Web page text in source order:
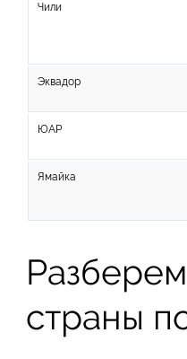
Чили
Эквадор
ЮАР
Ямайка
страны